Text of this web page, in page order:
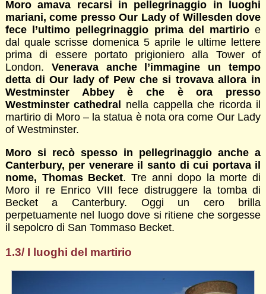
Moro amava recarsi in pellegrinaggio in luoghi
mariani, come presso Our Lady of Willesden dove
fece l’ultimo pellegrinaggio prima del martirioe
dal quale scrisse domenica 5 aprile le ultime lettere
prima di essere portato prigioniero alla Tower of
London. Venerava anche l’immagine un tempo
detta di Our lady of Pew che si trovava allora in
Westminster Abbey è che è ora presso
Westminster cathedral
nella cappella che ricorda il
martirio di Moro – la statua è nota ora come Our Lady
of Westminster.
Moro si recò spesso in pellegrinaggio anche a
Canterbury, per venerare il santo di cui portava il
nome, Thomas Becket. Tre anni dopo la morte di
Moro il re Enrico VIII fece distruggere la tomba di
Becket a Canterbury. Oggi un cero brilla
perpetuamente nel luogo dove si ritiene che sorgesse
il sepolcro di San Tommaso Becket.
1.3/ I luoghi del martirio